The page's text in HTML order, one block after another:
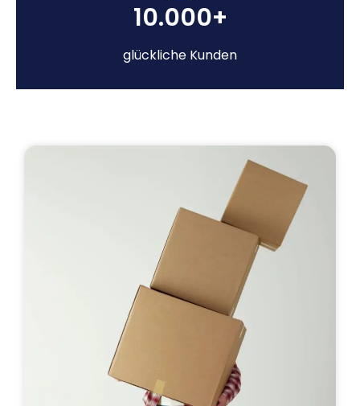
10.000+
glückliche Kunden